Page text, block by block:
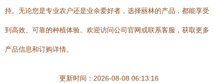
持。无论您是专业农户还是业余爱好者，选择丽林的产品，都能享受
到高效、可靠的种植体验。欢迎访问公司官网或联系客服，获取更多
产品信息和订购详情。
更新时间：2026-08-08 06:13:16